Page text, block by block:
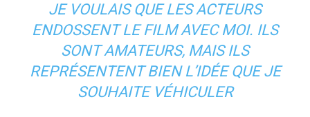
JE VOULAIS QUE LES ACTEURS
ENDOSSENT LE FILM AVEC MOI. ILS
SONT AMATEURS, MAIS ILS
REPRÉSENTENT BIEN L’IDÉE QUE JE
SOUHAITE VÉHICULER